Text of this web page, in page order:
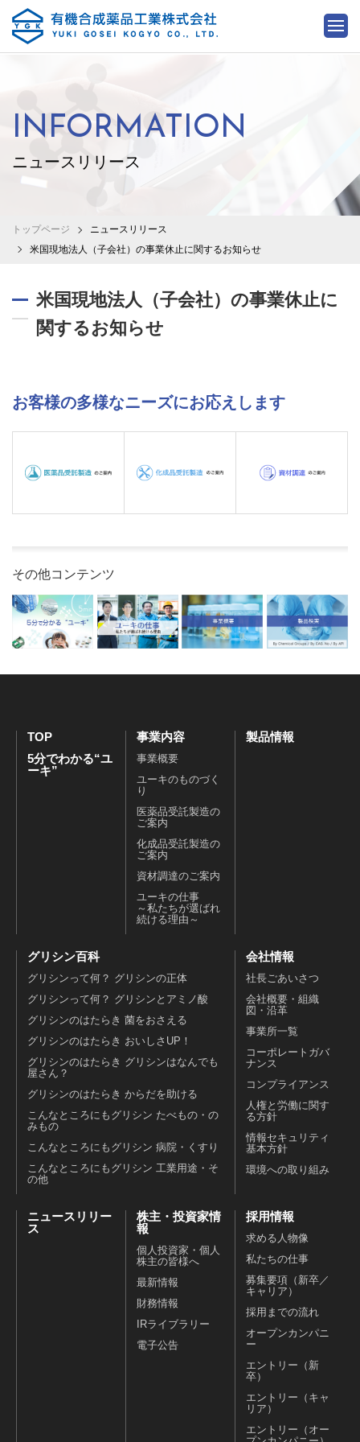
INFORMATION
ニュースリリース
トップページ
ニュースリリース
米国現地法人（子会社）の事業休止に関するお知らせ
米国現地法人（子会社）の事業休止に
関するお知らせ
お客様の多様なニーズにお応えします
その他コンテンツ
TOP
5分でわかる“ユ
ーキ”
事業内容
事業概要
ユーキのものづく
り
医薬品受託製造の
ご案内
化成品受託製造の
ご案内
資材調達のご案内
ユーキの仕事
～私たちが選ばれ
続ける理由～
製品情報
グリシン百科
グリシンって何？ グリシンの正体
グリシンって何？ グリシンとアミノ酸
グリシンのはたらき 菌をおさえる
グリシンのはたらき おいしさUP！
グリシンのはたらき グリシンはなんでも
屋さん？
グリシンのはたらき からだを助ける
こんなところにもグリシン たべもの・の
みもの
こんなところにもグリシン 病院・くすり
こんなところにもグリシン 工業用途・そ
の他
会社情報
社長ごあいさつ
会社概要・組織
図・沿革
事業所一覧
コーポレートガバ
ナンス
コンプライアンス
人権と労働に関す
る方針
情報セキュリティ
基本方針
環境への取り組み
ニュースリリー
ス
株主・投資家情
報
個人投資家・個人
株主の皆様へ
最新情報
財務情報
IRライブラリー
電子公告
採用情報
求める人物像
私たちの仕事
募集要項（新卒／
キャリア）
採用までの流れ
オープンカンパニ
ー
エントリー（新
卒）
エントリー（キャ
リア）
エントリー（オー